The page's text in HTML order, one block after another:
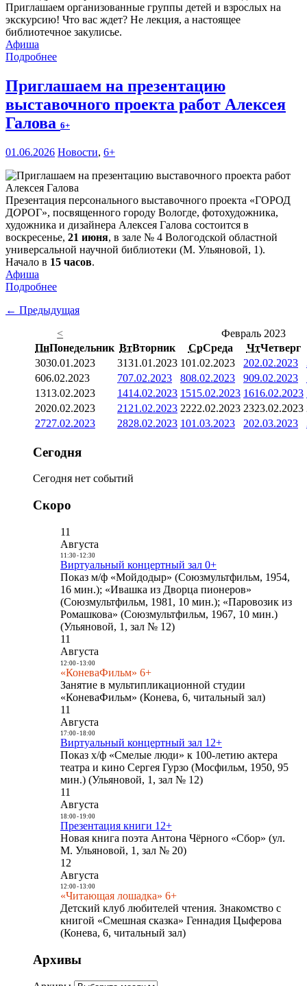
Приглашаем организованные группы детей и взрослых на
экскурсию! Что вас ждет? Не лекция, а настоящее
библиотечное закулисье.
Афиша
Подробнее
Приглашаем на презентацию
выставочного проекта работ Алексея
Галова 6+
01.06.2026 Новости, 6+
Презентация персонального выставочного проекта «ГОРОД
ДОРОГ», посвященного городу Вологде, фотохудожника,
художника и дизайнера Алексея Галова состоится в
воскресенье, 21 июня, в зале № 4 Вологодской областной
универсальной научной библиотеки (М. Ульяновой, 1).
Начало в 15 часов.
Афиша
Подробнее
← Предыдущая
<
Февраль 2023
ПнПонедельник ВтВторник СрСреда ЧтЧетверг
3030.01.2023 3131.01.2023 101.02.2023 202.02.2023
606.02.2023 707.02.2023 808.02.2023 909.02.2023
1313.02.2023 1414.02.2023 1515.02.2023 1616.02.2023
2020.02.2023 21 21.02.2023 2222.02.2023 2323.02.2023
2727.02.2023 2828.02.2023 101.03.2023 202.03.2023
Сегодня
Сегодня нет событий
Скоро
11
Августа
11:30- 12:30
Виртуальный концертный зал 0+
Показ м/ф «Мойдодыр» (Союзмультфильм, 1954,
16 мин.); «Ивашка из Дворца пионеров»
(Союзмультфильм, 1981, 10 мин.); «Паровозик из
Ромашкова» (Союзмультфильм, 1967, 10 мин.)
(Ульяновой, 1, зал № 12)
11
Августа
12:00- 13:00
«КоневаФильм» 6+
Занятие в мультипликационной студии
«КоневаФильм» (Конева, 6, читальный зал)
11
Августа
17:00- 18:00
Виртуальный концертный зал 12+
Показ х/ф «Смелые люди» к 100-летию актера
театра и кино Сергея Гурзо (Мосфильм, 1950, 95
мин.) (Ульяновой, 1, зал № 12)
11
Августа
18:00- 19:00
Презентация книги 12+
Новая книга поэта Антона Чёрного «Сбор» (ул.
М. Ульяновой, 1, зал № 20)
12
Августа
12:00- 13:00
«Читающая лошадка» 6+
Детский клуб любителей чтения. Знакомство с
книгой «Смешная сказка» Геннадия Цыферова
(Конева, 6, читальный зал)
Архивы